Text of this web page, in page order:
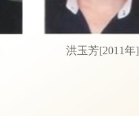
洪玉芳[2011年]